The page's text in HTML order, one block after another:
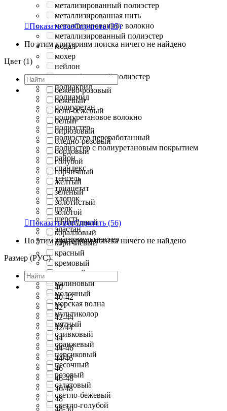
метализированный полиэстер
металлизированная нить
металлизированное волокно
металлизированный полиэстер
модал
мохер
нейлон
переработанный полиэстер
полиакрил
полиамид
полиуретан
полиуретановое волокно
полиэстер
полиэстер переработанный
полиэстер с полиуретановым покрытием
район
спандекс
тенсель
триацетат
хлопок
шелк
шерсть
эластан
эластомультиэстер
Показать всеСпрятать(35)
По этим критериям поиска ничего не найдено
Цвет (1)
бежево-розовый
бежевый
бело-бежевый
белый
бирюзовый
бледно-розовый
бордовый
голубой
горчичный
желтый
зеленый
золотистый
золотой
изумрудный
коралловый
коричневый
красный
кремовый
лиловый
малиновый
молочный
морская волна
мультиколор
мятный
оливковый
оранжевый
персиковый
песочный
розовый
салатовый
светло-бежевый
светло-голубой
Показать всеСпрятать (56)
По этим критериям поиска ничего не найдено
Размер (РУС)
40
40-42
42
42-44
42/44
44
44-46
44/46
46
46-48
46/48
48
48-50